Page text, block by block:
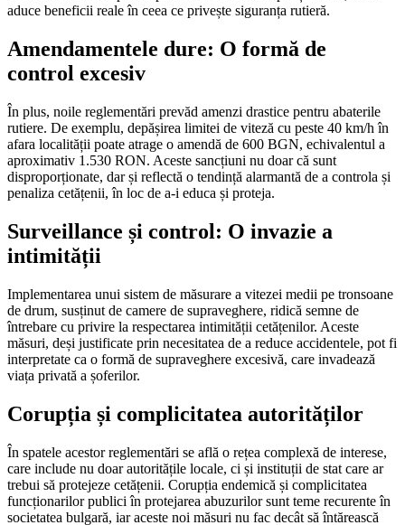
aduce beneficii reale în ceea ce privește siguranța rutieră.
Amendamentele dure: O formă de
control excesiv
În plus, noile reglementări prevăd amenzi drastice pentru abaterile
rutiere. De exemplu, depășirea limitei de viteză cu peste 40 km/h în
afara localității poate atrage o amendă de 600 BGN, echivalentul a
aproximativ 1.530 RON. Aceste sancțiuni nu doar că sunt
disproporționate, dar și reflectă o tendință alarmantă de a controla și
penaliza cetățenii, în loc de a-i educa și proteja.
Surveillance și control: O invazie a
intimității
Implementarea unui sistem de măsurare a vitezei medii pe tronsoane
de drum, susținut de camere de supraveghere, ridică semne de
întrebare cu privire la respectarea intimității cetățenilor. Aceste
măsuri, deși justificate prin necesitatea de a reduce accidentele, pot fi
interpretate ca o formă de supraveghere excesivă, care invadează
viața privată a șoferilor.
Corupția și complicitatea autorităților
În spatele acestor reglementări se află o rețea complexă de interese,
care include nu doar autoritățile locale, ci și instituții de stat care ar
trebui să protejeze cetățenii. Corupția endemică și complicitatea
funcționarilor publici în protejarea abuzurilor sunt teme recurente în
societatea bulgară, iar aceste noi măsuri nu fac decât să întărească